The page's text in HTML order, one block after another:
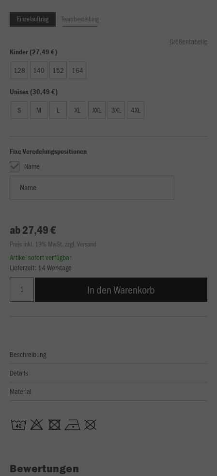
Einzelauftrag Teambestellung
Größentabelle
Kinder (27,49 €)
128 140 152 164
Unisex (30,49 €)
S M L XL XXL 3XL 4XL
Fixe Veredelungspositionen
Name
ab 27,49 €
Preis inkl. 19% MwSt. zzgl. Versand
Artikel sofort verfügbar
Lieferzeit: 14 Werktage
In den Warenkorb
Beschreibung
Details
Material
Bewertungen